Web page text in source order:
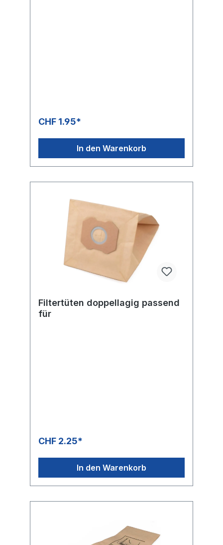
CHF 1.95*
In den Warenkorb
Filtertüten doppellagig passend
für
CHF 2.25*
In den Warenkorb